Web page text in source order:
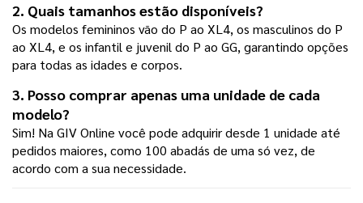
2. Quais tamanhos estão disponíveis?
Os modelos femininos vão do P ao XL4, os masculinos do P
ao XL4, e os infantil e juvenil do P ao GG, garantindo opções
para todas as idades e corpos.
3. Posso comprar apenas uma unidade de cada
modelo?
Sim! Na GIV Online você pode adquirir desde 1 unidade até
pedidos maiores, como 100 abadás de uma só vez, de
acordo com a sua necessidade.